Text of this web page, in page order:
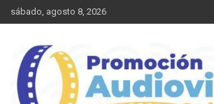
Saltar
al
sábado, agosto 8, 2026